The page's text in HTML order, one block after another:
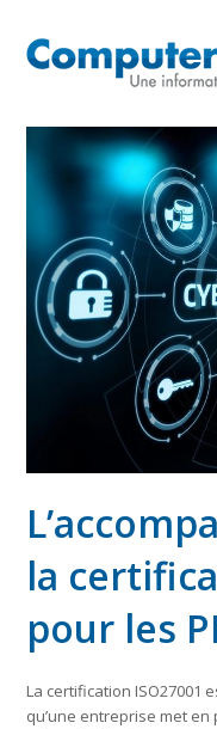
la
pour les
La certification
qu’une entreprise met